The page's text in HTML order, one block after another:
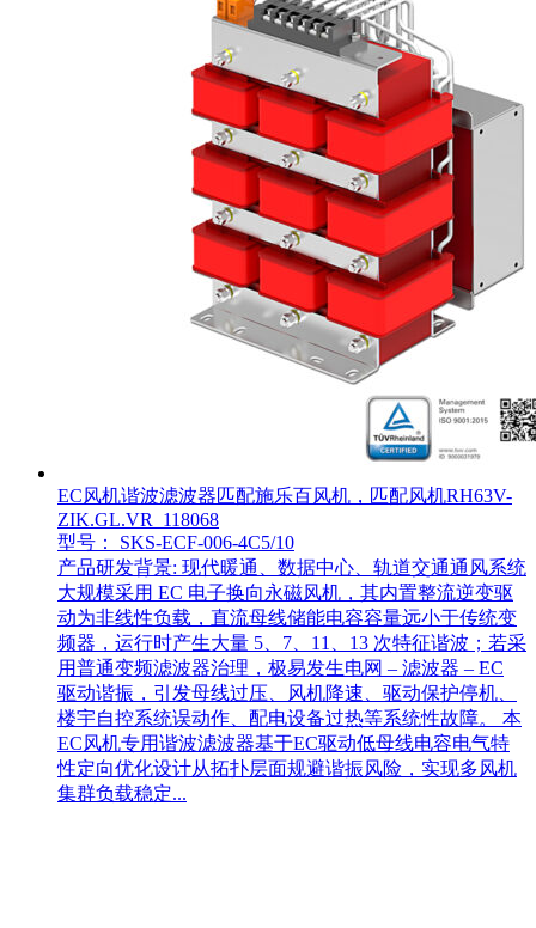
EC风机谐波滤波器匹配施乐百风机，匹配风机RH63V-
ZIK.GL.VR_118068
型号： SKS-ECF-006-4C5/10
产品研发背景: 现代暖通、数据中心、轨道交通通风系统
大规模采用 EC 电子换向永磁风机，其内置整流逆变驱
动为非线性负载，直流母线储能电容容量远小于传统变
频器，运行时产生大量 5、7、11、13 次特征谐波；若采
用普通变频滤波器治理，极易发生电网 – 滤波器 – EC
驱动谐振，引发母线过压、风机降速、驱动保护停机、
楼宇自控系统误动作、配电设备过热等系统性故障。 本
EC风机专用谐波滤波器基于EC驱动低母线电容电气特
性定向优化设计从拓扑层面规避谐振风险，实现多风机
集群负载稳定...